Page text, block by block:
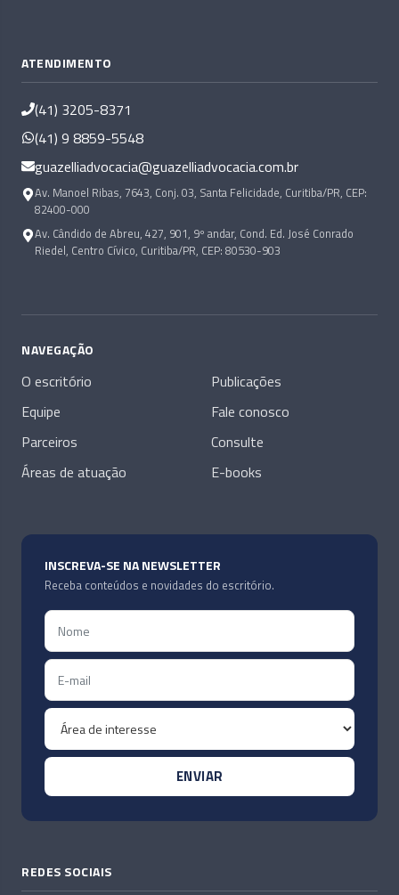
ATENDIMENTO
(41) 3205-8371
(41) 9 8859-5548
guazelliadvocacia@guazelliadvocacia.com.br
Av. Manoel Ribas, 7643, Conj. 03, Santa Felicidade, Curitiba/PR, CEP:
82400-000
Av. Cândido de Abreu, 427, 901, 9º andar, Cond. Ed. José Conrado
Riedel, Centro Cívico, Curitiba/PR, CEP: 80530-903
NAVEGAÇÃO
O escritório
Equipe
Parceiros
Áreas de atuação
Publicações
Fale conosco
Consulte
E-books
INSCREVA-SE NA NEWSLETTER
Receba conteúdos e novidades do escritório.
REDES SOCIAIS